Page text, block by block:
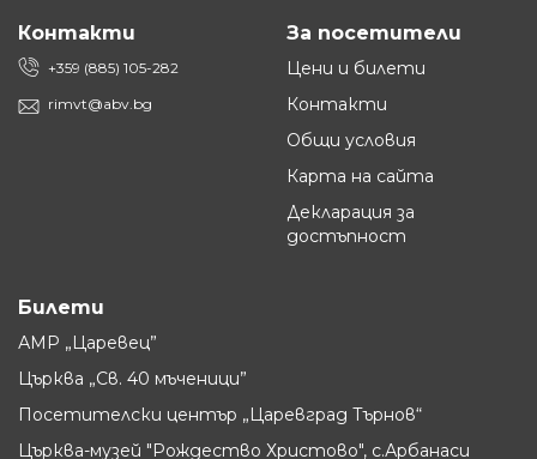
Контакти
+359 (885) 105-282
rimvt@abv.bg
За посетители
Цени и билети
Контакти
Общи условия
Карта на сайта
Декларация за
достъпност
Билети
АМР „Царевец”
Църква „Св. 40 мъченици”
Посетителски център „Царевград Търнов“
Църква-музей "Рождество Христово", с.Арбанаси